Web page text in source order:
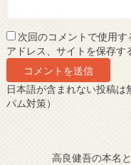
次回のコメントで使用
アドレス、サイトを保存す
日本語が含まれない投稿は
パム対策）
高良健吾の本名